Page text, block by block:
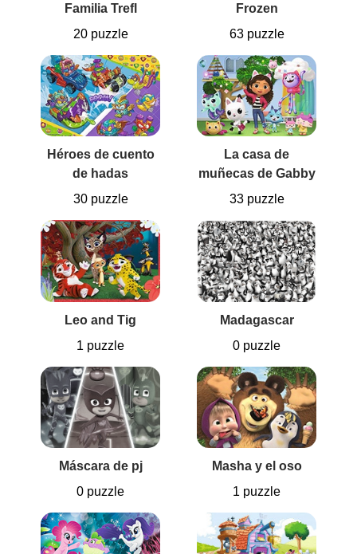
Familia Trefl
20 puzzle
Frozen
63 puzzle
Héroes de cuento
de hadas
30 puzzle
La casa de
muñecas de Gabby
33 puzzle
Leo and Tig
1 puzzle
Madagascar
0 puzzle
Máscara de pj
0 puzzle
Masha y el oso
1 puzzle